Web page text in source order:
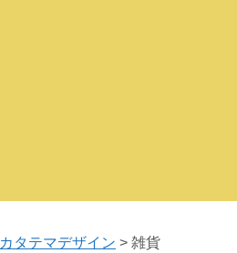
カタテマデザイン > 雑貨